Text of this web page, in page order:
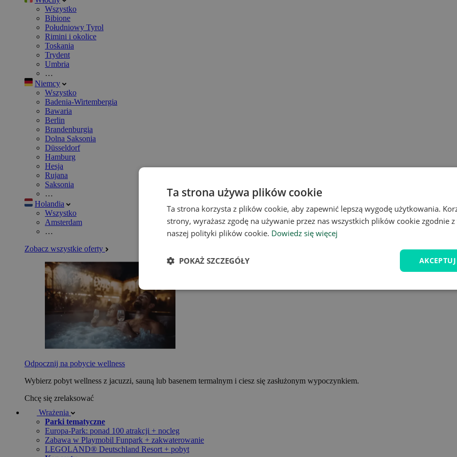
Wszystko
Bibione
Południowy Tyrol
Rimini i okolice
Toskania
Trydent
Umbria
…
Niemcy
Wszystko
Badenia-Wirtembergia
Bawaria
Berlin
Brandenburgia
Dolna Saksonia
Düsseldorf
Hamburg
Hesja
Rujana
Saksonia
…
Holandia
Wszystko
Amsterdam
…
Zobacz wszystkie oferty
Odpocznij na pobycie wellness
Wybierz pobyt wellness z jacuzzi, sauną lub basenem termalnym i ciesz się zasłużonym wypoczynkiem.
Chcę się zrelaksować
Wrażenia
Parki tematyczne
Europa-Park: ponad 100 atrakcji + nocleg
Zabawa w Playmobil Funpark + zakwaterowanie
LEGOLAND® Deutschland Resort + pobyt
Ta strona używa plików cookie
Ta strona korzysta z plików cookie, aby zapewnić lepszą wygodę użytkowania.
strony, wyrażasz zgodę na używanie przez nas wszystkich plików cookie zgodnie
naszej polityki plików cookie. Dowiedz się więcej
POKAŻ SZCZEGÓŁY